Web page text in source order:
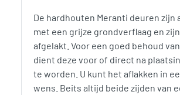
De hardhouten Meranti deuren zijn
met een grijze grondverflaag en
afgelakt. Voor een goed behoud
dient deze voor of direct na
te worden. U kunt het aflakken in
wens. Beits altijd beide zijden van